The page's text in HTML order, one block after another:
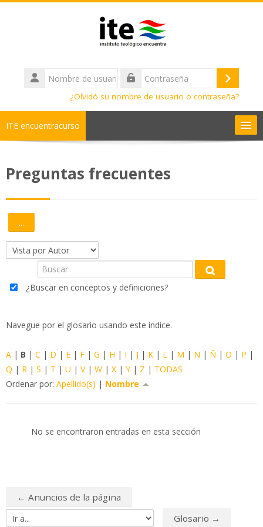
Nombre
de
Acceder
¿Olvidó su nombre de usuario o contraseña?
ITE encuentracurso
Cursos
Diplomados
Bachilleratos
Buscar
Preguntas frecuentes
...
Exportar entradas
Navegue por el glosario usando este índice.
Buscar
Buscar
¿Buscar en conceptos y definiciones?
Navegue por el glosario usando este índice.
A | B | C | D | E | F | G | H | I | J | K | L | M | N | Ñ | O | P |
Q | R | S | T | U | V| W | X | Y| Z | TODAS
Ordenar por: Apellido(s) | Nombre
No se encontraron entradas en esta sección
← Anuncios de la página
Ir a... Glosario →